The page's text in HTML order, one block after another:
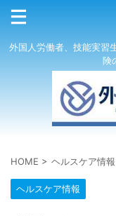
外国人労働者、技能実習
険
HOME > ヘルスケア情報
ヘルスケア情報